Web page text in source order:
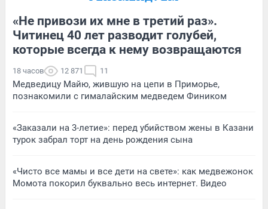
«Не привози их мне в третий раз».
Читинец 40 лет разводит голубей,
которые всегда к нему возвращаются
18 часов 12 871 11
Медведицу Майю, жившую на цепи в Приморье,
познакомили с гималайским медведем Фиником
«Заказали на 3-летие»: перед убийством жены в Казани
турок забрал торт на день рождения сына
«Чисто все мамы и все дети на свете»: как медвежонок
Момота покорил буквально весь интернет. Видео